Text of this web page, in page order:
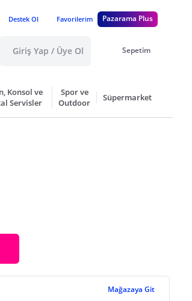
Destek Ol Favorilerim Pazarama Plus
Giriş Yap / Üye Ol Sepetim
Konsol ve
Servisler
Spor ve
Outdoor
Süpermarket
Mağazaya Git